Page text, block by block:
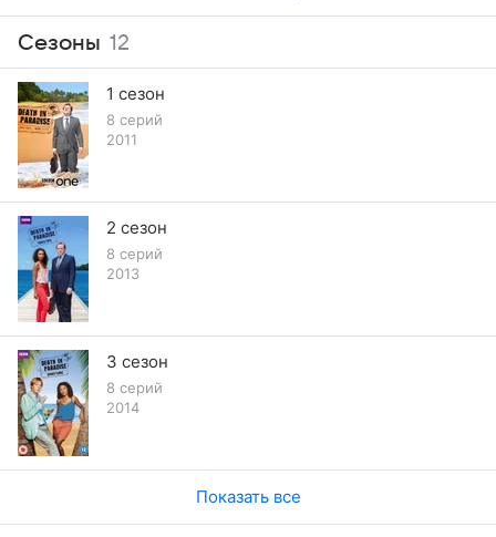
Сезоны 12
1 сезон
8 серий
2011
2 сезон
8 серий
2013
3 сезон
8 серий
2014
Показать все